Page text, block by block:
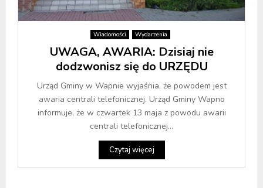
Wiadomości Wydarzenia
UWAGA, AWARIA: Dzisiaj nie
dodzwonisz się do URZĘDU
Urząd Gminy w Wapnie wyjaśnia, że powodem jest
awaria centrali telefonicznej. Urząd Gminy Wapno
informuje, że w czwartek 13 maja z powodu awarii
centrali telefonicznej...
Czytaj więcej